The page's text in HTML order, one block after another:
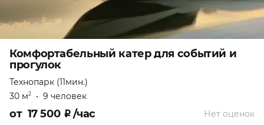
Комфортабельный катер для событий и
прогулок
Технопарк (11мин.)
30 м2 • 9 человек
Нет оценок
от 17 500 ₽/час